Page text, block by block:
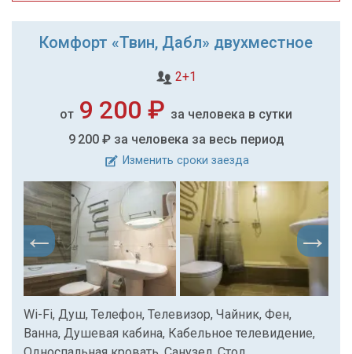
Комфорт «Твин, Дабл» двухместное
2+1
от 9 200 ₽ за человека в сутки
9 200 ₽ за человека за весь период
Изменить сроки заезда
Wi-Fi, Душ, Телефон, Телевизор, Чайник, Фен,
Ванна, Душевая кабина, Кабельное телевидение,